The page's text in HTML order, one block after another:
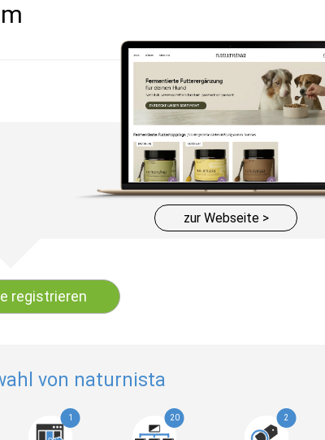
zur Webseite >
registrieren
von naturnista
1 20 2